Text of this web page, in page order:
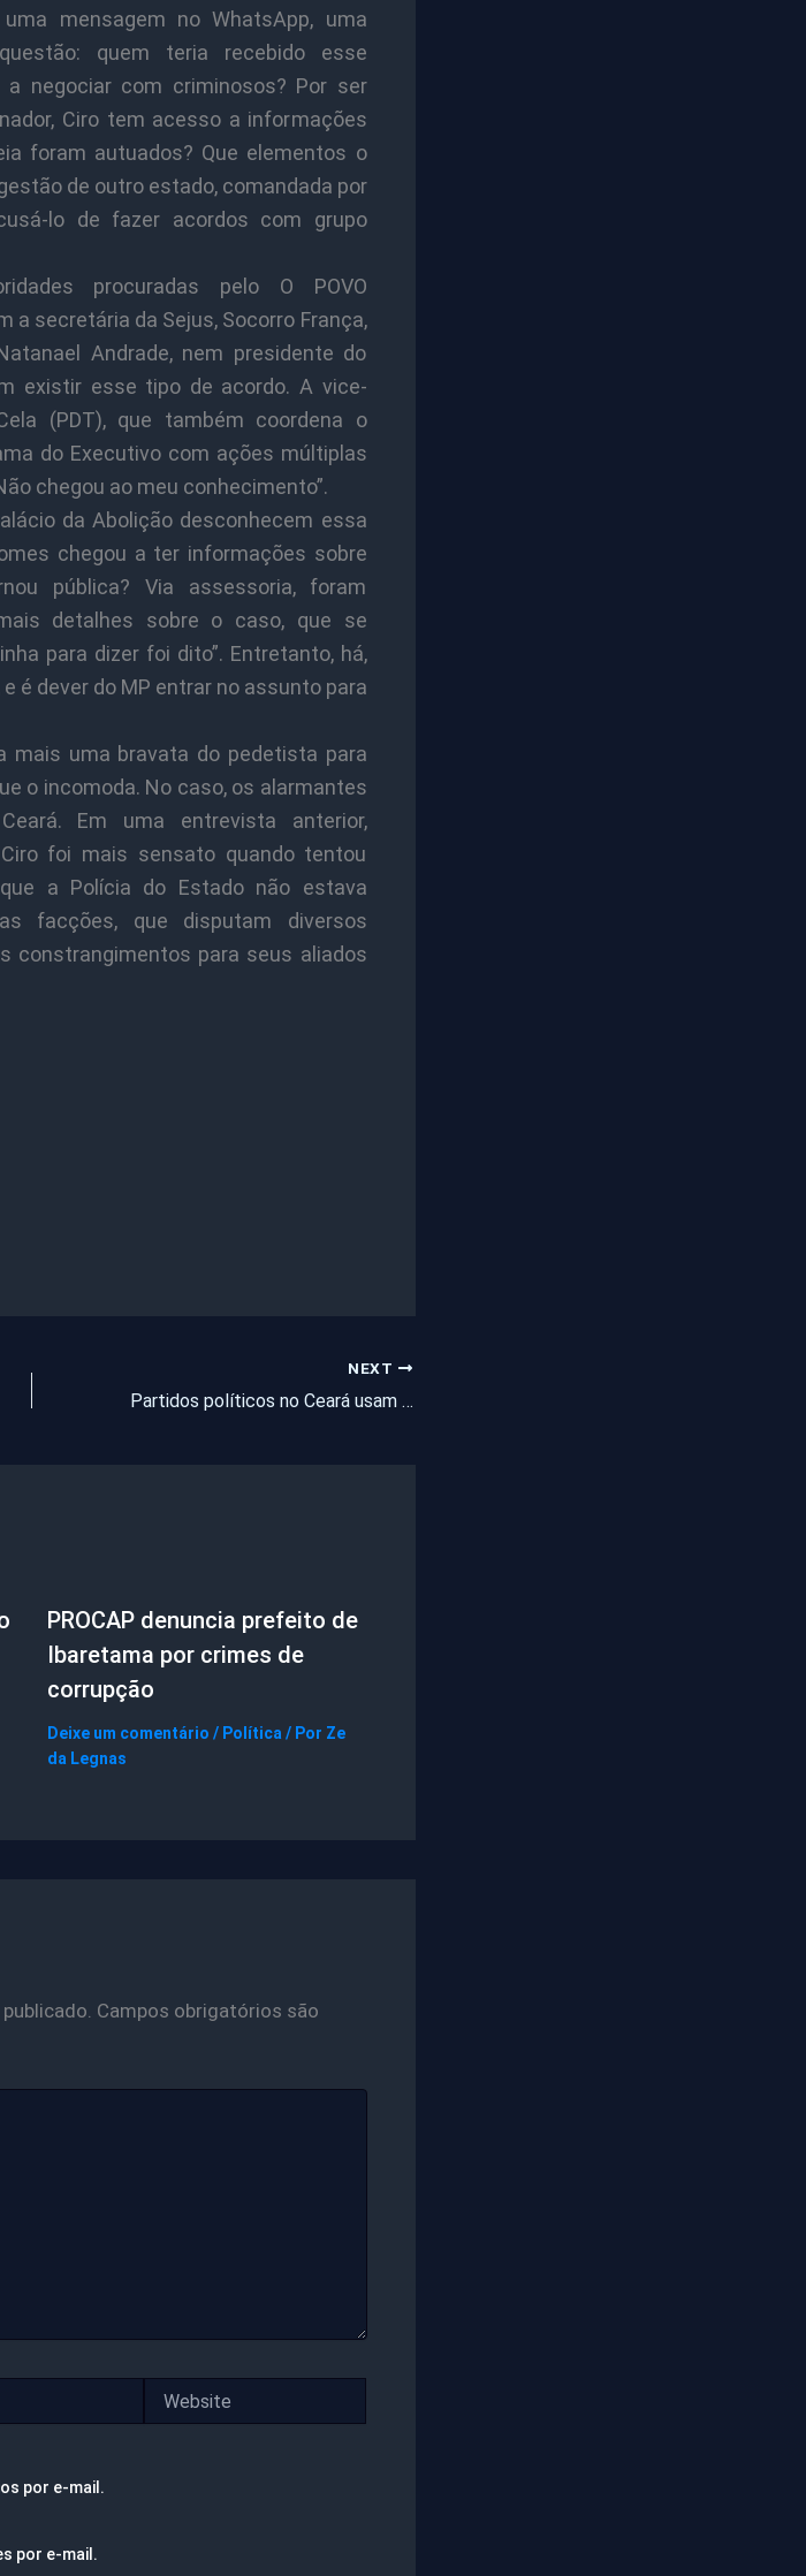
mensagem no WhatsApp, uma
quem teria recebido esse
a negociar com criminosos? Por ser
Ciro tem acesso a informações
foram autuados? Que elementos o
de outro estado, comandada por
lo de fazer acordos com grupo
procuradas pelo O POVO
a secretária da Sejus, Socorro França,
Andrade, nem presidente do
existir esse tipo de acordo. A vice-
(PDT), que também coordena o
do Executivo com ações múltiplas
chegou ao meu conhecimento”.
da Abolição desconhecem essa
chegou a ter informações sobre
pública? Via assessoria, foram
detalhes sobre o caso, que se
para dizer foi dito”. Entretanto, há,
é dever do MP entrar no assunto para
mais uma bravata do pedetista para
o incomoda. No caso, os alarmantes
Em uma entrevista anterior,
foi mais sensato quando tentou
a Polícia do Estado não estava
facções, que disputam diversos
constrangimentos para seus aliados
NEXT
Partidos políticos no Ceará usam mulheres para burlar repasse de fundo eleitoral para campanhas
PROCAP denuncia prefeito de
Ibaretama por crimes de
corrupção
Deixe um comentário / Política/ Por Ze
da Legnas
Campos obrigatórios são
por e-mail.
por e-mail.